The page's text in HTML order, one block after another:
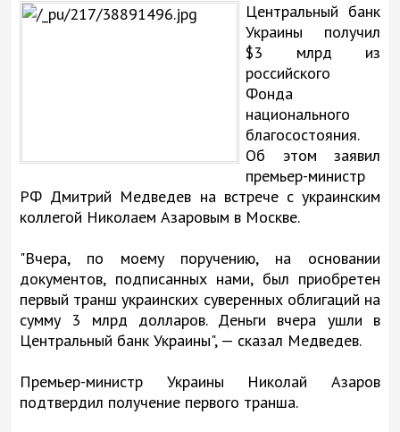
Центральный банк
Украины получил
$3 млрд из
российского
Фонда
национального
благосостояния.
Об этом заявил
премьер-министр
РФ Дмитрий Медведев на встрече с украинским
коллегой Николаем Азаровым в Москве.
"Вчера, по моему поручению, на основании
документов, подписанных нами, был приобретен
первый транш украинских суверенных облигаций на
сумму 3 млрд долларов. Деньги вчера ушли в
Центральный банк Украины", — сказал Медведев.
Премьер-министр Украины Николай Азаров
подтвердил получение первого транша.